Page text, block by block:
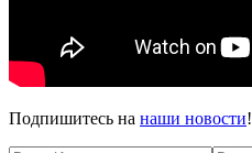
Подпишитесь на наши новости!